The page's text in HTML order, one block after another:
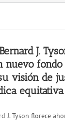
J.
nuevo
visión de
equitativa
J. Tyson florece